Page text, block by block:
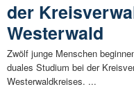
der
Westerwald
Zwölf junge Menschen
duales Studium bei der
Westerwaldkreises. ...